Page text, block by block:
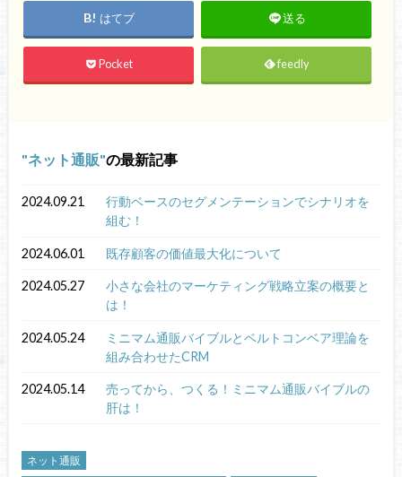
はてブ 送る
Pocket feedly
ネット通販 の最新記事
2024.09.21
行動ベースのセグメンテーションでシナリオを
組む！
2024.06.01 既存顧客の価値最大化について
2024.05.27
小さな会社のマーケティング戦略立案の概要と
は！
2024.05.24
ミニマム通販バイブルとベルトコンベア理論を
組み合わせたCRM
2024.05.14
売ってから、つくる！ミニマム通販バイブルの
肝は！
ネット通販